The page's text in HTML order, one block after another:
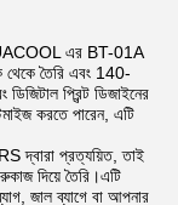
এর BT-01A
থেকে তৈরি এবং 140-
প্রিন্ট ডিজাইনের
করতে পারেন, এটি
দ্বারা প্রত্যয়িত, তাই
দিয়ে তৈরি।এটি
জাল ব্যাগে বা আপনার